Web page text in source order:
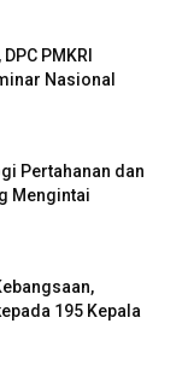
PMKRI
Nasional
Pertahanan dan
Mengintai
195 Kepala